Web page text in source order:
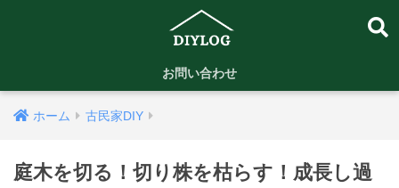
お問い合わせ
ホーム 古民家DIY
庭木を切る！切り株を枯らす！成長し過